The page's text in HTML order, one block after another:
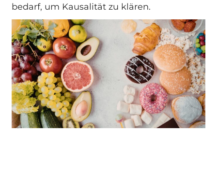
bedarf, um Kausalität zu klären.